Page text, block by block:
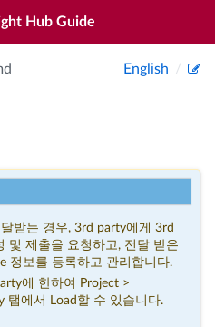
Hub Guide
English
받는 경우, 3rd party에게 3rd
및 제출을 요청하고, 전달 받은
정보를 등록하고 관리합니다.
에 한하여 Project >
탭에서 Load할 수 있습니다.